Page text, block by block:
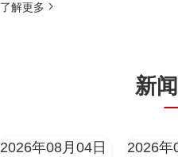
了解更多
新
2026年08月04日 2026年